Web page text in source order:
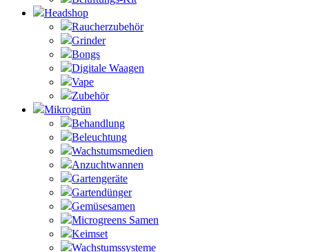
Headshop
Raucherzubehör
Grinder
Bongs
Digitale Waagen
Vape
Zubehör
Mikrogrün
Behandlung
Beleuchtung
Wachstumsmedien
Anzuchtwannen
Gartengeräte
Gartendünger
Gemüsesamen
Microgreens Samen
Keimset
Wachstumssysteme